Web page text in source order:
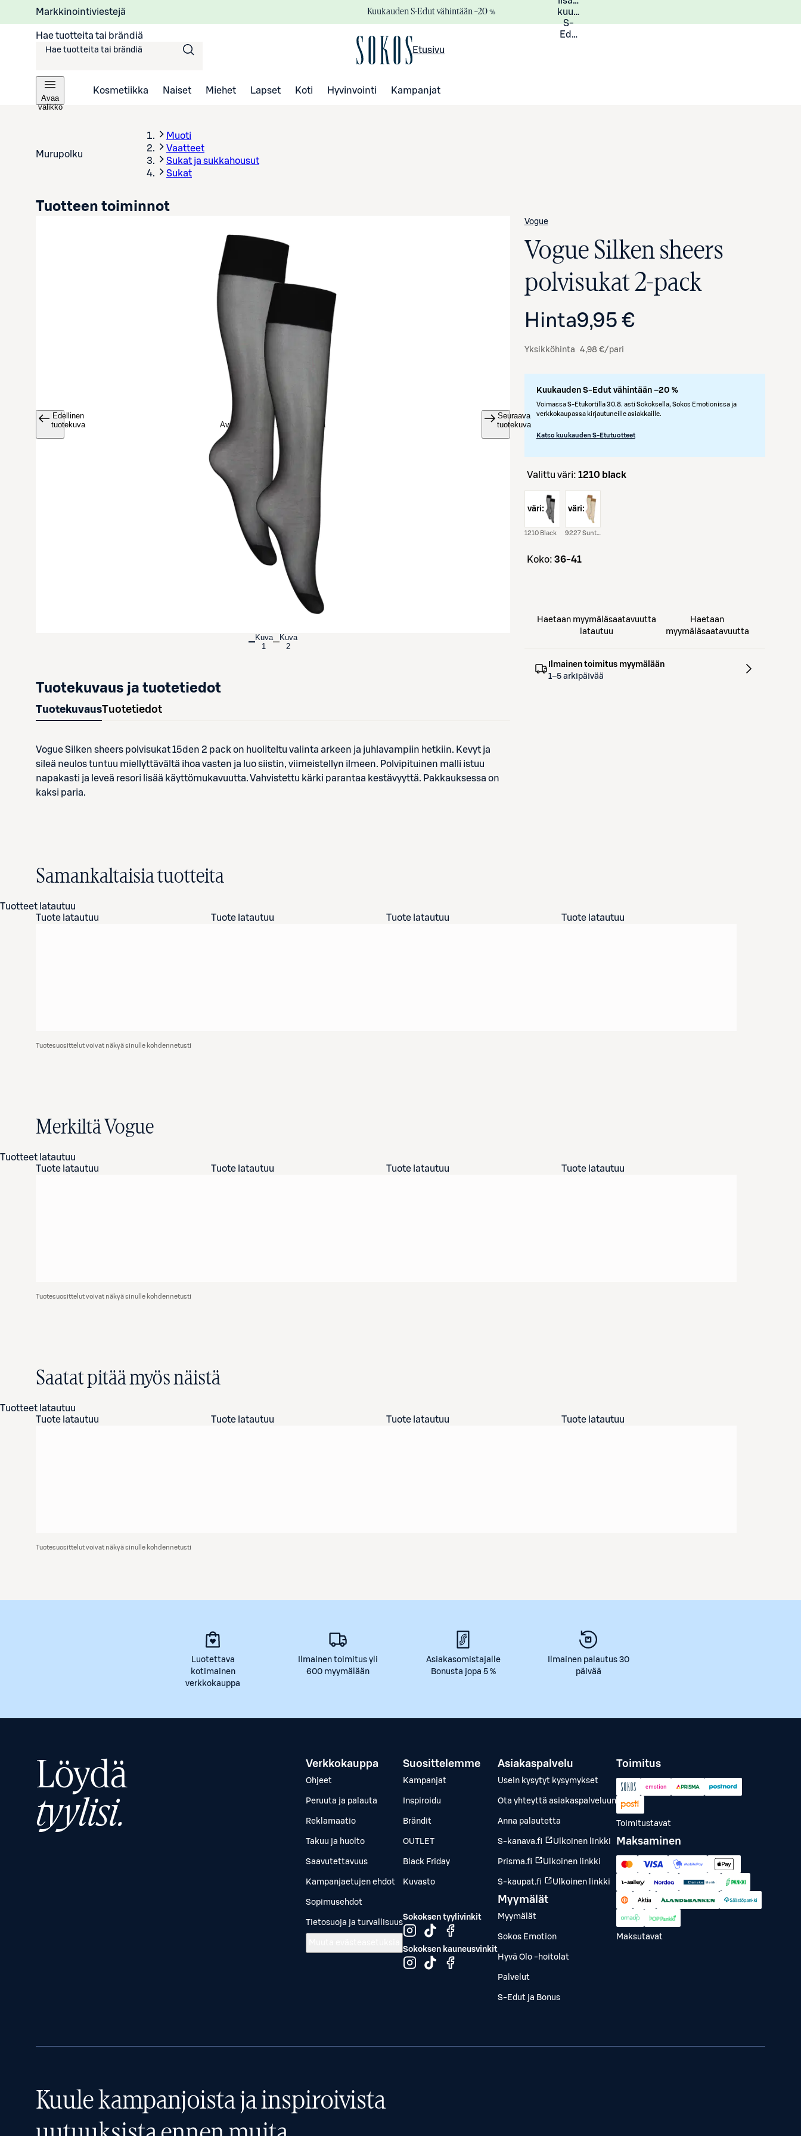
Markkinointiviestejä Kuukauden S-Edut vähintään –20 %
kuukauden
S-
Eduista
Hae tuotteita tai brändiä
Etusivu
Avaa
valikko
Kosmetiikka Naiset Miehet Lapset Koti Hyvinvointi Kampanjat
Murupolku
Muoti
Vaatteet
Sukat ja sukkahousut
Sukat
Avaa tuotekuva suurennettuna
Edellinen
tuotekuva
Seuraava
tuotekuva
Kuva
1
Kuva
2
Vogue
Vogue Silken sheers
polvisukat 2-pack
Hinta9,95 €
Yksikköhinta 4,98 €/pari
Kuukauden S-Edut vähintään –20 %
Voimassa S-Etukortilla 30.8. asti Sokoksella, Sokos Emotionissa ja
verkkokaupassa kirjautuneille asiakkaille.
Katso kuukauden S-Etutuotteet
Tuotteen toiminnot
Valittu väri: 1210 black
väri:
1210 Black
väri:
9227 Suntan
koko: 36-41
Haetaan myymäläsaatavuutta
latautuu
Haetaan
myymäläsaatavuutta
Ilmainen toimitus myymälään
1–5 arkipäivää
Tuotekuvaus ja tuotetiedot
TuotekuvausTuotetiedot
Vogue Silken sheers polvisukat 15den 2 pack on huoliteltu valinta arkeen ja juhlavampiin hetkiin. Kevyt ja
sileä neulos tuntuu miellyttävältä ihoa vasten ja luo siistin, viimeistellyn ilmeen. Polvipituinen malli istuu
napakasti ja leveä resori lisää käyttömukavuutta. Vahvistettu kärki parantaa kestävyyttä. Pakkauksessa on
kaksi paria.
Samankaltaisia tuotteita
Tuotteet latautuu
Tuote latautuu
Tuote latautuu Tuote latautuu Tuote latautuu
Tuotesuosittelut voivat näkyä sinulle kohdennetusti
Merkiltä Vogue
Tuotteet latautuu
Tuote latautuu
Tuote latautuu Tuote latautuu Tuote latautuu
Tuotesuosittelut voivat näkyä sinulle kohdennetusti
Saatat pitää myös näistä
Tuotteet latautuu
Tuote latautuu
Tuote latautuu Tuote latautuu Tuote latautuu
Tuotesuosittelut voivat näkyä sinulle kohdennetusti
Luotettava
kotimainen
verkkokauppa
Ilmainen toimitus yli
600 myymälään
Asiakasomistajalle
Bonusta jopa 5 %
Ilmainen palautus 30
päivää
Löydä
tyylisi.
Verkkokauppa
Ohjeet
Peruuta ja palauta
Reklamaatio
Takuu ja huolto
Saavutettavuus
Kampanjaetujen ehdot
Sopimusehdot
Tietosuoja ja turvallisuus
Suosittelemme
Kampanjat
Inspiroidu
Brändit
OUTLET
Black Friday
Kuvasto
Sokoksen tyylivinkit
Sokoksen kauneusvinkit
Asiakaspalvelu
Usein kysytyt kysymykset
Ota yhteyttä asiakaspalveluun
Anna palautetta
S-kanava.fi Ulkoinen linkki
Prisma.fi Ulkoinen linkki
S-kaupat.fi Ulkoinen linkki
Myymälät
Myymälät
Sokos Emotion
Hyvä Olo -hoitolat
Palvelut
S-Edut ja Bonus
Toimitus
Toimitustavat
Maksaminen
Maksutavat
Kuule kampanjoista ja inspiroivista